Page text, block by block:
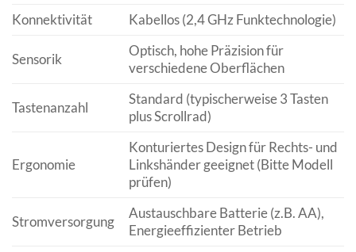
Konnektivität
Kabellos (2,4 GHz Funktechnologie)
Sensorik
Optisch, hohe Präzision für
verschiedene Oberflächen
Tastenanzahl
Standard (typischerweise 3 Tasten
plus Scrollrad)
Ergonomie
Konturiertes Design für Rechts- und
Linkshänder geeignet (Bitte Modell
prüfen)
Stromversorgung
Austauschbare Batterie (z.B. AA),
Energieeffizienter Betrieb